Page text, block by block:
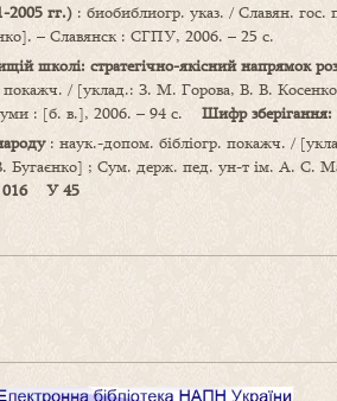
гг.) : биобиблиогр. указ. / Славян.
– Славянск : СГПУ, 2006. – 25 с.
школі: стратегічно-якісний напрямок
покажч. / [уклад.: З. М. Горова, В. В.
: [б. в.], 2006. – 94 с. Шифр
: наук.-допом. бібліогр. покажч. /
Бугаєнко] ; Сум. держ. пед. ун-т ім. А. С.
016 У 45